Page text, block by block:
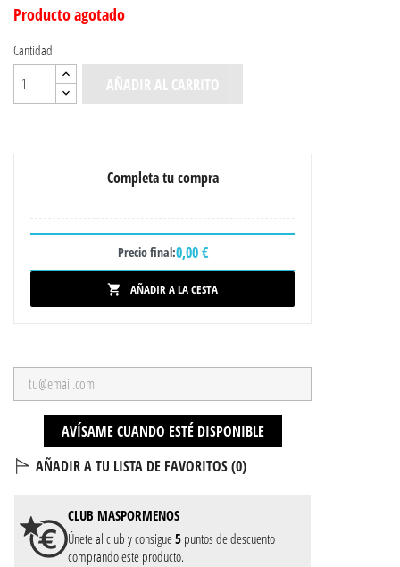
Producto agotado
Cantidad
AÑADIR AL CARRITO
Completa tu compra
Precio final:0,00 €
 AÑADIR A LA CESTA
AVÍSAME CUANDO ESTÉ DISPONIBLE
AÑADIR A TU LISTA DE FAVORITOS (0)
CLUB MASPORMENOS
Únete al club y consigue5 puntos de descuento
comprando este producto.